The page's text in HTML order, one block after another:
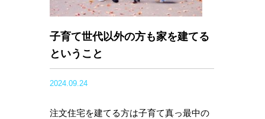
子育て世代以外の方も家を建てる
ということ
2024.09.24
注文住宅を建てる方は子育て真っ最中の